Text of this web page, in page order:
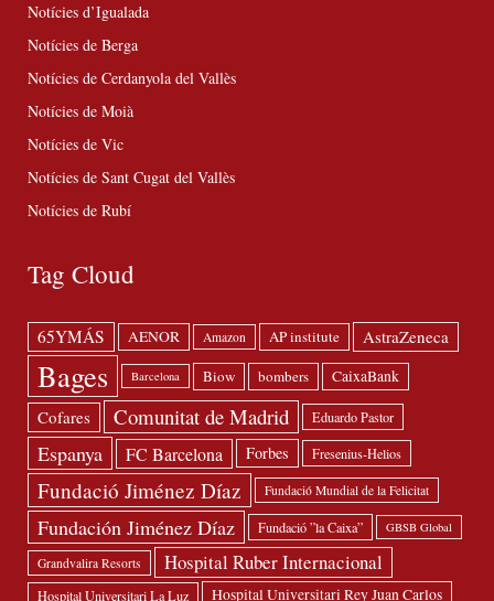
Notícies d’Igualada
Notícies de Berga
Notícies de Cerdanyola del Vallès
Notícies de Moià
Notícies de Vic
Notícies de Sant Cugat del Vallès
Notícies de Rubí
Tag Cloud
65YMÁS AENOR Amazon AP institute AstraZeneca
Bages Barcelona Biow bombers CaixaBank
Cofares Comunitat de Madrid Eduardo Pastor
Espanya FC Barcelona Forbes Fresenius-Helios
Fundació Jiménez Díaz Fundació Mundial de la Felicitat
Fundación Jiménez Díaz Fundació ”la Caixa” GBSB Global
Grandvalira Resorts Hospital Ruber Internacional
Hospital Universitari La Luz Hospital Universitari Rey Juan Carlos